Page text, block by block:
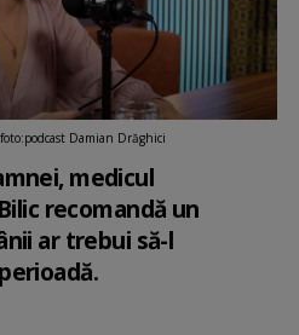
Damian Drăghici
medicul
recomandă un
ar trebui să-l